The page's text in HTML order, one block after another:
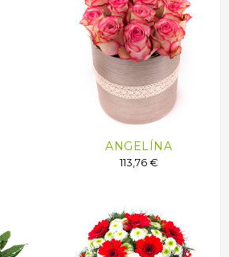
ANGELÍNA
113,76 €